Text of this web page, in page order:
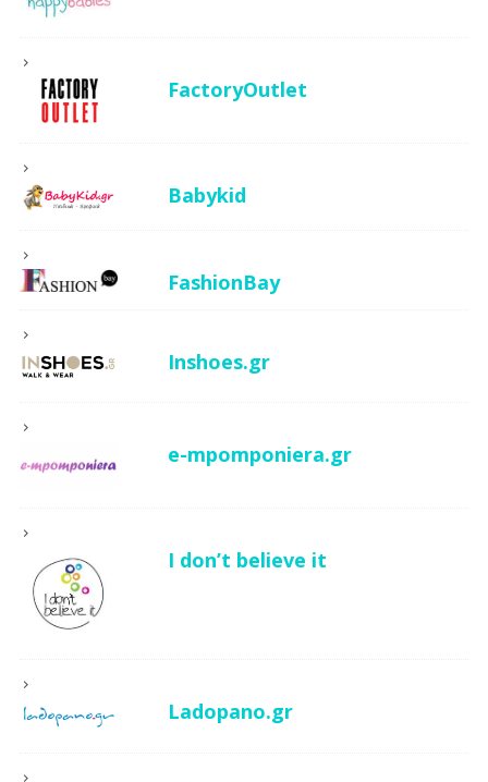
FactoryOutlet
Babykid
FashionBay
Inshoes.gr
e-mpomponiera.gr
I don’t believe it
Ladopano.gr